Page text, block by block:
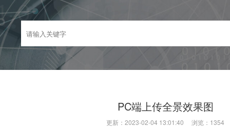
PC端上传全景效果图
更新：2023-02-04 13:01:40 浏览： 1354